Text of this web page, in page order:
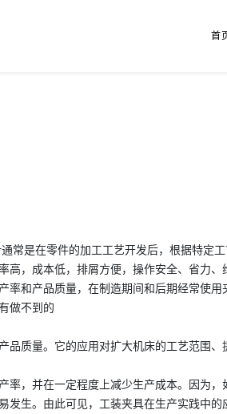
首
常是在零件的加工工艺开发后，根据特定
，成本低，排屑方便，操作安全、省力、
率和产品质量，在制造期间和后期经常使
做不到的
量。它的应用对扩大机床的工艺范围、
，并在一定程度上减少生产成本。因为
发生。由此可见，工装夹具在生产实践中